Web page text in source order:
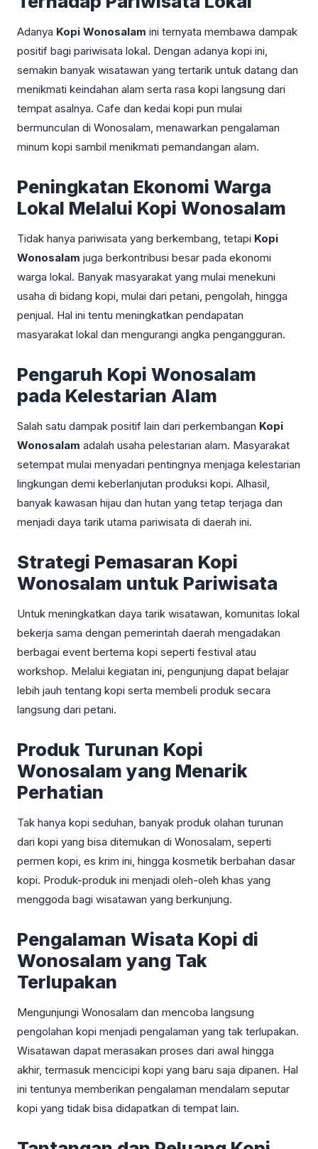
Adanya Kopi Wonosalam ini ternyata membawa dampak
positif bagi pariwisata lokal. Dengan adanya kopi ini,
semakin banyak wisatawan yang tertarik untuk datang dan
menikmati keindahan alam serta rasa kopi langsung dari
tempat asalnya. Cafe dan kedai kopi pun mulai
bermunculan di Wonosalam, menawarkan pengalaman
minum kopi sambil menikmati pemandangan alam.
Peningkatan Ekonomi Warga
Lokal Melalui Kopi Wonosalam
Tidak hanya pariwisata yang berkembang, tetapi Kopi
Wonosalam juga berkontribusi besar pada ekonomi
warga lokal. Banyak masyarakat yang mulai menekuni
usaha di bidang kopi, mulai dari petani, pengolah, hingga
penjual. Hal ini tentu meningkatkan pendapatan
masyarakat lokal dan mengurangi angka pengangguran.
Pengaruh Kopi Wonosalam
pada Kelestarian Alam
Salah satu dampak positif lain dari perkembangan Kopi
Wonosalam adalah usaha pelestarian alam. Masyarakat
setempat mulai menyadari pentingnya menjaga kelestarian
lingkungan demi keberlanjutan produksi kopi. Alhasil,
banyak kawasan hijau dan hutan yang tetap terjaga dan
menjadi daya tarik utama pariwisata di daerah ini.
Strategi Pemasaran Kopi
Wonosalam untuk Pariwisata
Untuk meningkatkan daya tarik wisatawan, komunitas lokal
bekerja sama dengan pemerintah daerah mengadakan
berbagai event bertema kopi seperti festival atau
workshop. Melalui kegiatan ini, pengunjung dapat belajar
lebih jauh tentang kopi serta membeli produk secara
langsung dari petani.
Produk Turunan Kopi
Wonosalam yang Menarik
Perhatian
Tak hanya kopi seduhan, banyak produk olahan turunan
dari kopi yang bisa ditemukan di Wonosalam, seperti
permen kopi, es krim ini, hingga kosmetik berbahan dasar
kopi. Produk-produk ini menjadi oleh-oleh khas yang
menggoda bagi wisatawan yang berkunjung.
Pengalaman Wisata Kopi di
Wonosalam yang Tak
Terlupakan
Mengunjungi Wonosalam dan mencoba langsung
pengolahan kopi menjadi pengalaman yang tak terlupakan.
Wisatawan dapat merasakan proses dari awal hingga
akhir, termasuk mencicipi kopi yang baru saja dipanen. Hal
ini tentunya memberikan pengalaman mendalam seputar
kopi yang tidak bisa didapatkan di tempat lain.